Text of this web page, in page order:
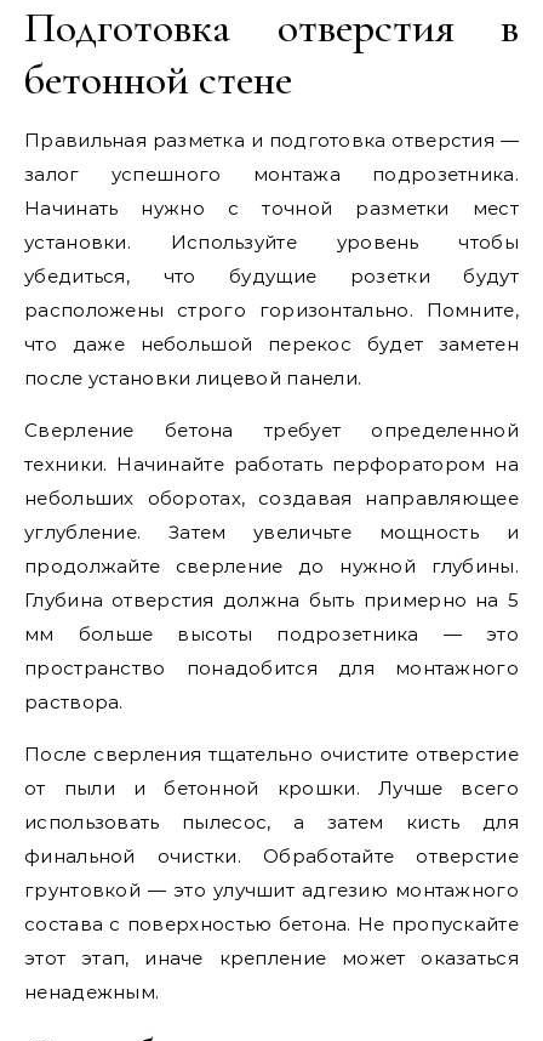
Подготовка отверстия в
бетонной стене
Правильная разметка и подготовка отверстия —
залог успешного монтажа подрозетника.
Начинать нужно с точной разметки мест
установки. Используйте уровень чтобы
убедиться, что будущие розетки будут
расположены строго горизонтально. Помните,
что даже небольшой перекос будет заметен
после установки лицевой панели.
Сверление бетона требует определенной
техники. Начинайте работать перфоратором на
небольших оборотах, создавая направляющее
углубление. Затем увеличьте мощность и
продолжайте сверление до нужной глубины.
Глубина отверстия должна быть примерно на 5
мм больше высоты подрозетника — это
пространство понадобится для монтажного
раствора.
После сверления тщательно очистите отверстие
от пыли и бетонной крошки. Лучше всего
использовать пылесос, а затем кисть для
финальной очистки. Обработайте отверстие
грунтовкой — это улучшит адгезию монтажного
состава с поверхностью бетона. Не пропускайте
этот этап, иначе крепление может оказаться
ненадежным.